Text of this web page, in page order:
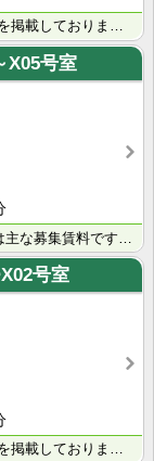
X05号室
号室
当社ホームページには当社で取り扱っている物件を掲載しております。 現在の募集状況に関しては、スタッフ･･･